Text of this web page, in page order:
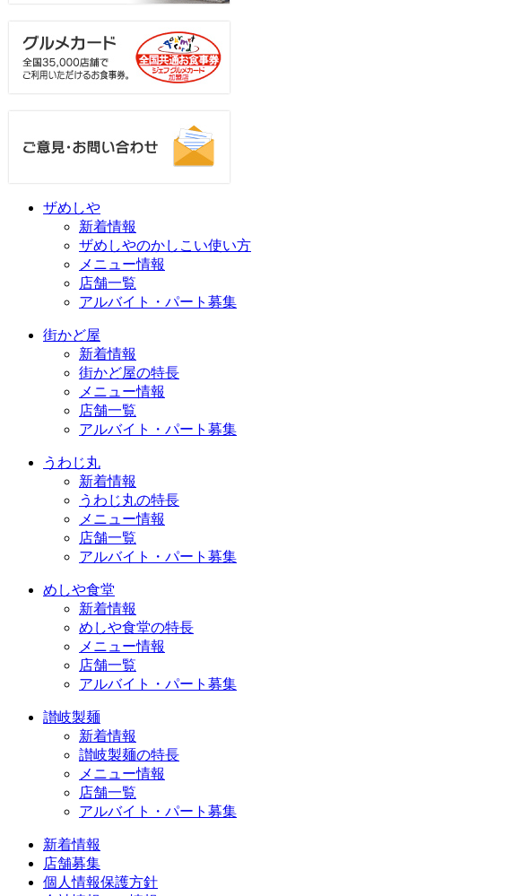
ザめしや
新着情報
ザめしやのかしこい使い方
メニュー情報
店舗一覧
アルバイト・パート募集
街かど屋
新着情報
街かど屋の特長
メニュー情報
店舗一覧
アルバイト・パート募集
うわじ丸
新着情報
うわじ丸の特長
メニュー情報
店舗一覧
アルバイト・パート募集
めしや食堂
新着情報
めしや食堂の特長
メニュー情報
店舗一覧
アルバイト・パート募集
讃岐製麺
新着情報
讃岐製麺の特長
メニュー情報
店舗一覧
アルバイト・パート募集
新着情報
店舗募集
個人情報保護方針